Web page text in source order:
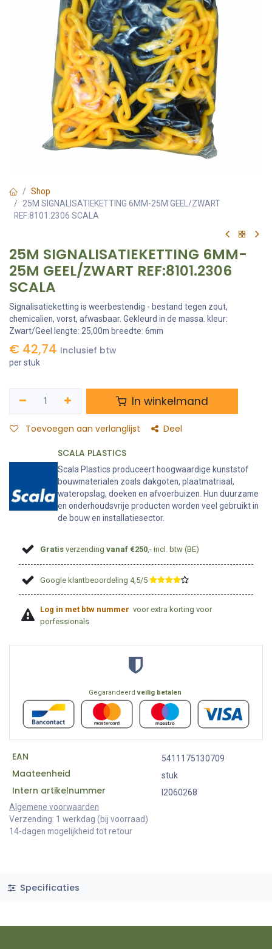
Shop
25M SIGNALISATIEKETTING 6MM-25M GEEL/ZWART
REF:8101.2306 SCALA
25M SIGNALISATIEKETTING 6MM-
25M GEEL/ZWART REF:8101.2306
SCALA
Signalisatieketting is weerbestendig - bestand tegen zout,
chemicalien, vorst, afwasbaar. Gekleurd in de massa. kleur:
Zwart/Geel lengte: 25,00m breedte: 6mm
€ 42,74 Inclusief btw
per stuk
In winkelmand
Toevoegen aan verlanglijst Deel
SCALA PLASTICS
Scala Plastics produceert hoogwaardige kunststof
bouwmaterialen zoals dakgoten, plaatmatriaal,
wateropslag, doeken en afvoerbuizen. Hun duurzame
en onderhoudsvrije producten worden veel gebruikt in
de bouw en installatiesector.
Gratis verzendingvanaf €250,- incl. btw (BE)
Google klantbeoordeling 4,5/5 ​
Log in met btw nummer voor extra korting voor
porfessionals
Gegarandeerdveilig betalen
EAN 5411175130709
Maateenheid stuk
Intern artikelnummer
I2060268
Algemene voorwaarden
Verzending: 1 werkdag (bij voorraad)
14-dagen mogelijkheid tot retour
Specificaties